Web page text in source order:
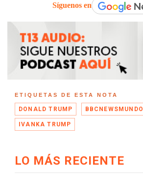
Síguenos en
ETIQUETAS DE ESTA NOTA
DONALD TRUMP BBCNEWSMUNDO
IVANKA TRUMP
LO MÁS RECIENTE